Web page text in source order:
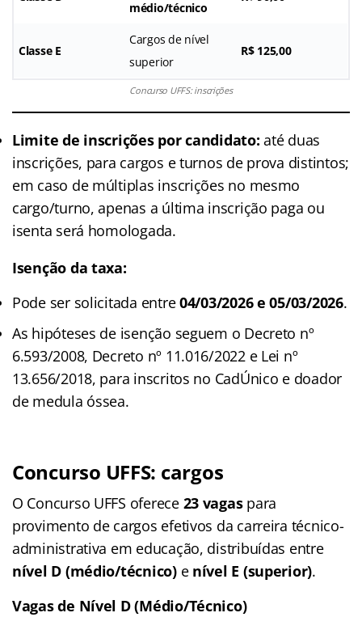
médio/técnico
Classe E
Cargos de nível
superior
R$ 125,00
Concurso UFFS: inscrições
Limite de inscrições por candidato: até duas
inscrições, para cargos e turnos de prova distintos;
em caso de múltiplas inscrições no mesmo
cargo/turno, apenas a última inscrição paga ou
isenta será homologada.
Isenção da taxa:
Pode ser solicitada entre04/03/2026 e 05/03/2026.
As hipóteses de isenção seguem o Decreto nº
6.593/2008, Decreto nº 11.016/2022 e Lei nº
13.656/2018, para inscritos no CadÚnico e doador
de medula óssea.
Concurso UFFS: cargos
O Concurso UFFS oferece 23 vagaspara
provimento de cargos efetivos da carreira técnico-
administrativa em educação, distribuídas entre
nível D (médio/técnico)e nível E (superior).
Vagas de Nível D (Médio/Técnico)